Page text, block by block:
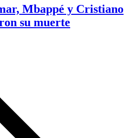
Mbappé y Cristiano
su muerte